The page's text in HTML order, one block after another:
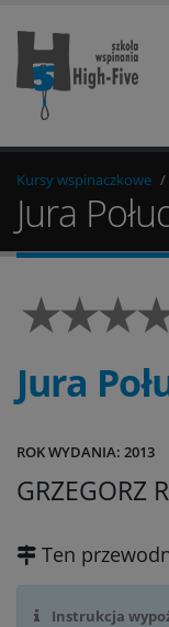
Kursy wspinaczkowe
Jura
Jura
ROK WYDANIA: 2013
GRZEGORZ
Ten
Instrukcja